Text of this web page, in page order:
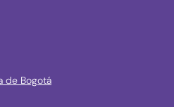
de Bogotá